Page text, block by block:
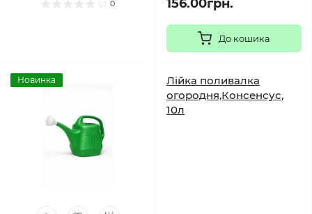
0 156.00грн.
До кошика
Новинка
Лійка поливалка
огородня,Консенсус,
10л